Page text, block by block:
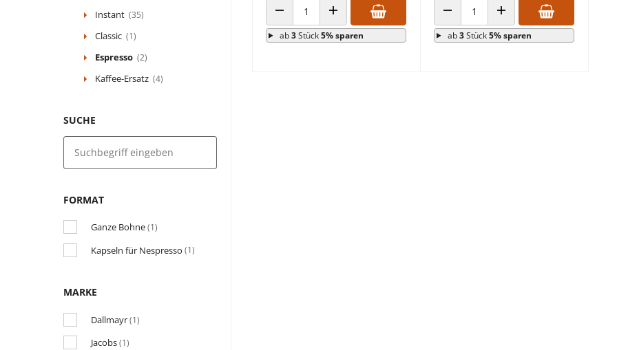
Instant (35)
Classic (1)
Espresso (2)
Kaffee-Ersatz (4)
SUCHE
FORMAT
Ganze Bohne(1)
Kapseln für Nespresso (1)
MARKE
Dallmayr(1)
Jacobs(1)
ANZAHL VERRINGERNANZAHL ERHÖHEN
ab3Stück5% sparen
ANZAHL VERRINGERNANZAHL ERHÖHEN
ab3Stück5% sparen